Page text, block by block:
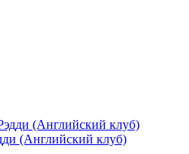
(Английский клуб)